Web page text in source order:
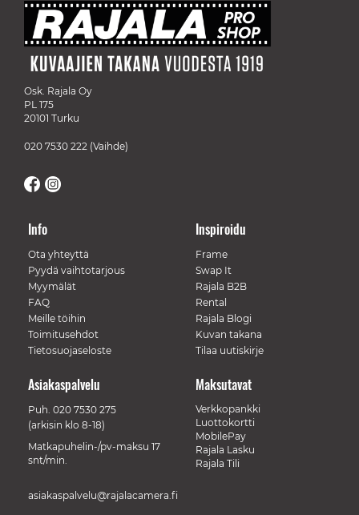
Osk. Rajala Oy
PL 175
20101 Turku
020 7530 222 (Vaihde)
Info
Ota yhteyttä
Pyydä vaihtotarjous
Myymälät
FAQ
Meille töihin
Toimitusehdot
Tietosuojaseloste
Inspiroidu
Frame
Swap It
Rajala B2B
Rental
Rajala Blogi
Kuvan takana
Tilaa uutiskirje
Maksutavat
Verkkopankki
Luottokortti
MobilePay
Rajala Lasku
Rajala Tili
Asiakaspalvelu
Puh. 020 7530 275
(arkisin klo 8-18)
Matkapuhelin-/pv-maksu 17
snt/min.
asiakaspalvelu@rajalacamera.fi